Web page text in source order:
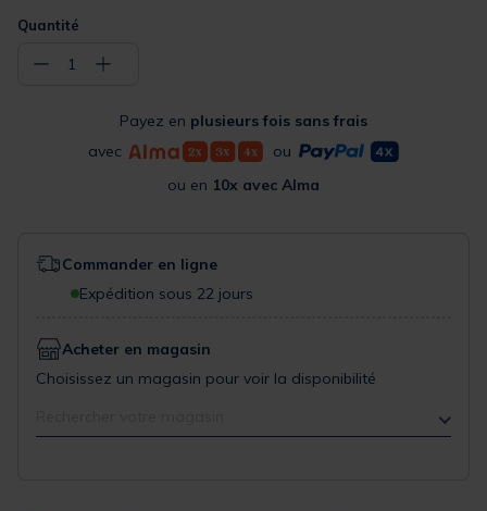
Quantité
− 1 +
Payez en plusieurs fois sans frais
avec
ou
ou en 10x avec Alma
Commander en ligne
Expédition sous 22 jours
Acheter en magasin
Choisissez un magasin pour voir la disponibilité